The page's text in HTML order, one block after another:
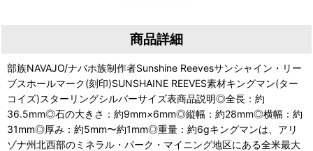
商品詳細
部族NAVAJO/ナバホ族制作者Sunshine Reevesサンシャイン・リー
ブスホールマーク(刻印)SUNSHAINE REEVES素材キングマン(ター
コイズ)スターリングシルバーサイズ表商品説明◎全長：約
36.5mm◎石の大きさ：約9mm×6mm◎縦幅：約28mm◎横幅：約
31mm◎厚み：約5mm〜約1mm◎重量：約6gキングマンは、アリ
ゾナ州北西部のミネラル・パーク・マイニング地区にある全米最大